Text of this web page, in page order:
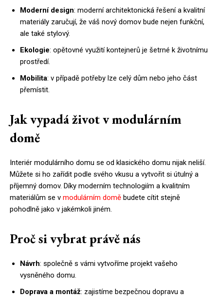
Moderní design: moderní architektonická řešení a kvalitní
materiály zaručují, že váš nový domov bude nejen funkční,
ale také stylový.
Ekologie: opětovné využití kontejnerů je šetrné k životnímu
prostředí.
Mobilita: v případě potřeby lze celý dům nebo jeho část
přemístit.
Jak vypadá život v modulárním
domě
Interiér modulárního domu se od klasického domu nijak neliší.
Můžete si ho zařídit podle svého vkusu a vytvořit si útulný a
příjemný domov. Díky moderním technologiím a kvalitním
materiálům se v modulárním domě budete cítit stejně
pohodlně jako v jakémkoli jiném.
Proč si vybrat právě nás
Návrh: společně s vámi vytvoříme projekt vašeho
vysněného domu.
Doprava a montáž: zajistíme bezpečnou dopravu a